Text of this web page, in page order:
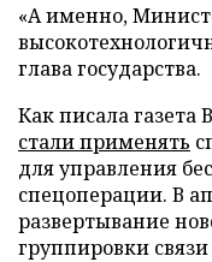
«А именно,
глава государства.
Как писала газета
стали применять
для управления
спецоперации. В
развертывание
группировки